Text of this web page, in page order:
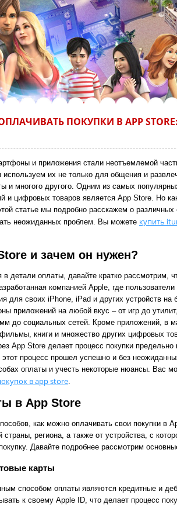
ПОКУПКИ В APP
и приложения стали неотъемлемой
их не только для общения и
и многого другого. Одним из самых
и цифровых товаров является App Store. Но
статье мы подробно расскажем о различных
неожиданных проблем. Вы можете купить
и зачем он нужен?
детали оплаты, давайте кратко рассмотрим,
компанией Apple, где пользователи
для своих iPhone, iPad и других устройств на
приложений на любой вкус – от игр до
до социальных сетей. Кроме приложений, в
книги и множество других цифровых
App Store делает процесс покупки предельно
процесс прошел успешно и без
оплаты и учесть некоторые нюансы. Вас
в app store.
в App Store
как можно оплачивать свои покупки в
региона, а также от устройства, с
Давайте подробнее рассмотрим
карты
способом оплаты являются кредитные и
к своему Apple ID, что делает процесс